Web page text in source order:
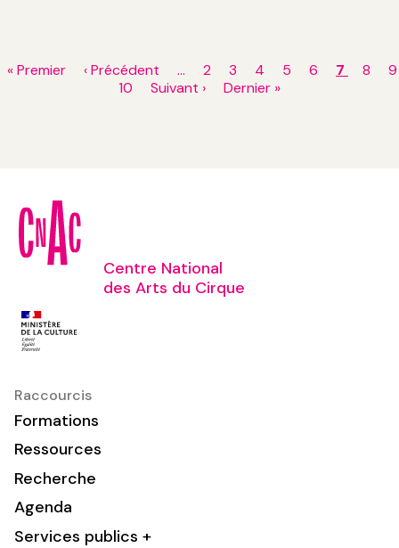
Pagination
Première
« Premier
Page
précédente
‹ Précédent … Page
2 Page
3 Page
4 Page
5 Page
6
Page
7 Page
8
9
Page
10
Page
Suivant ›
Dernière
Dernier »
Centre National
des Arts du Cirque
Raccourcis
Formations
Ressources
Recherche
Agenda
Services publics +